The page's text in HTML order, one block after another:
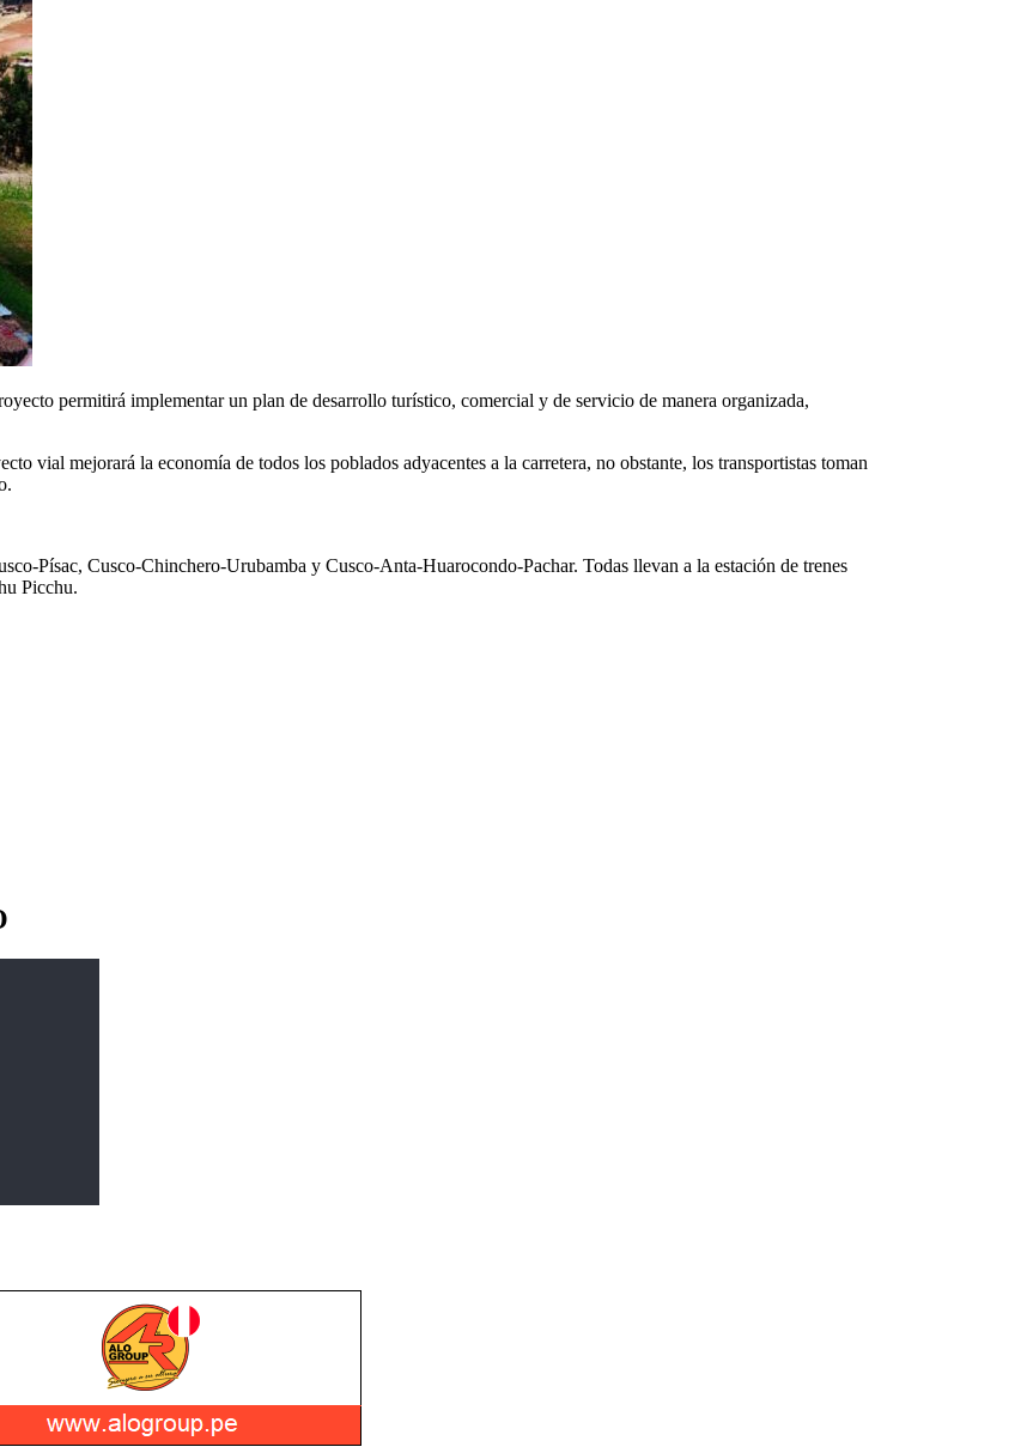
permitirá implementar un plan de desarrollo turístico, comercial y de servicio de manera organizada,
vial mejorará la economía de todos los poblados adyacentes a la carretera, no obstante, los transportistas toman
Písac, Cusco-Chinchero-Urubamba y Cusco-Anta-Huarocondo-Pachar. Todas llevan a la estación de trenes
Picchu.